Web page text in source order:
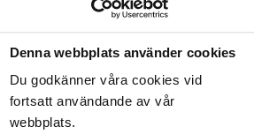
Denna webbplats använder cookies
Du godkänner våra cookies vid
fortsatt användande av vår
webbplats.
Hillerstorps Schakt
Nygårdsvägen 6
335 73 Hillerstorp